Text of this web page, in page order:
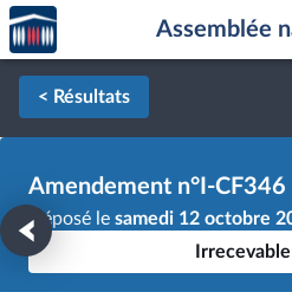
Aller au contenu
Aller en bas de la page
Accèder
à la
page
d'accueil
Assemblée
< Résultats
Amendement n°I-CF346
Déposé le samedi 12 octobre